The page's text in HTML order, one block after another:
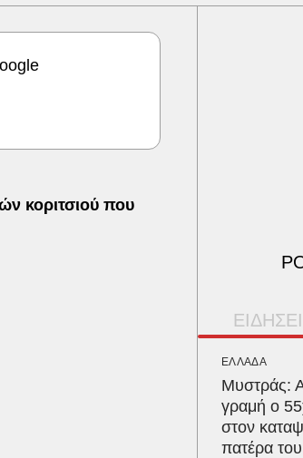
κοριτσιού που
ΕΛΛΑΔΑ
Μυστράς:
γραμή ο
στον
πατέρα